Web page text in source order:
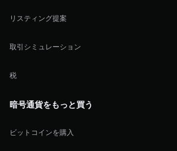
リスティング提案
取引シミュレーション
税
暗号通貨をもっと買う
ビットコインを購入